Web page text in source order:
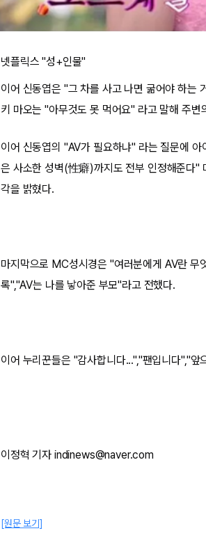
넷플릭스 "성+인물"
이어 신동엽은 "그 차를 사고 나면 굶어야 하는
키 마오는 "아무것도 못 먹어요" 라고 말해 주변
이어 신동엽의 "AV가 필요하냐" 라는 질문에
은 사소한 성벽(性癖)까지도 전부 인정해준다"
각을 밝혔다.
마지막으로 MC성시경은 "여러분에게 AV란 무
록","AV는 나를 낳아준 부모"라고 전했다.
이어 누리꾼들은 "감사합니다...","팬입니다","
이정혁 기자 indinews@naver.com
[원문 보기]